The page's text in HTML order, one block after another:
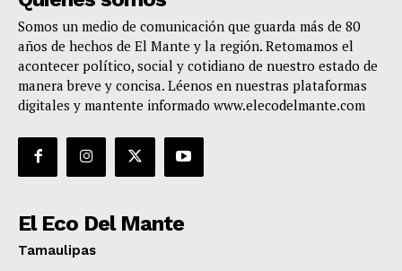
Somos un medio de comunicación que guarda más de 80
años de hechos de El Mante y la región. Retomamos el
acontecer político, social y cotidiano de nuestro estado de
manera breve y concisa. Léenos en nuestras plataformas
digitales y mantente informado www.elecodelmante.com
El Eco Del Mante
Tamaulipas